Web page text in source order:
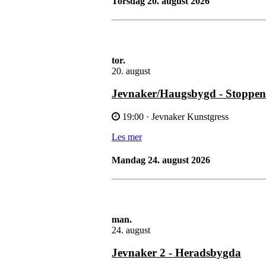
tor.
20. august
Jevnaker/Haugsbygd -
19:00 · Jevnaker Kunstgress
Les mer
mandag 24. august 2026
man.
24. august
Jevnaker 2 - Heradsbygda